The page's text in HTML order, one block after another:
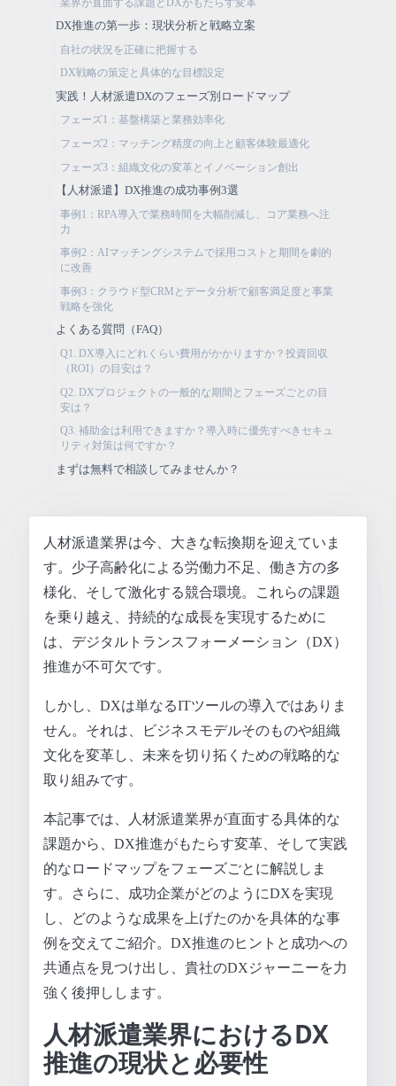
DX推進の第一歩：現状分析と戦略立案
自社の状況を正確に把握する
DX戦略の策定と具体的な目標設定
実践！人材派遣DXのフェーズ別ロードマップ
フェーズ1：基盤構築と業務効率化
フェーズ2：マッチング精度の向上と顧客体験最適化
フェーズ3：組織文化の変革とイノベーション創出
【人材派遣】DX推進の成功事例3選
事例1：RPA導入で業務時間を大幅削減し、コア業務へ注
力
事例2：AIマッチングシステムで採用コストと期間を劇的
に改善
事例3：クラウド型CRMとデータ分析で顧客満足度と事業
戦略を強化
よくある質問（FAQ）
Q1. DX導入にどれくらい費用がかかりますか？投資回収
（ROI）の目安は？
Q2. DXプロジェクトの一般的な期間とフェーズごとの目
安は？
Q3. 補助金は利用できますか？導入時に優先すべきセキュ
リティ対策は何ですか？
まずは無料で相談してみませんか？
人材派遣業界は今、大きな転換期を迎えていま
す。少子高齢化による労働力不足、働き方の多
様化、そして激化する競合環境。これらの課題
を乗り越え、持続的な成長を実現するために
は、デジタルトランスフォーメーション（DX）
推進が不可欠です。
しかし、DXは単なるITツールの導入ではありま
せん。それは、ビジネスモデルそのものや組織
文化を変革し、未来を切り拓くための戦略的な
取り組みです。
本記事では、人材派遣業界が直面する具体的な
課題から、DX推進がもたらす変革、そして実践
的なロードマップをフェーズごとに解説しま
す。さらに、成功企業がどのようにDXを実現
し、どのような成果を上げたのかを具体的な事
例を交えてご紹介。DX推進のヒントと成功への
共通点を見つけ出し、貴社のDXジャーニーを力
強く後押しします。
人材派遣業界におけるDX
推進の現状と必要性